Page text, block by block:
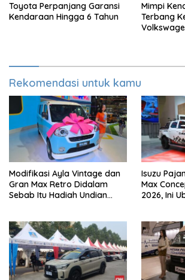
Toyota Perpanjang Garansi
Kendaraan Hingga 6 Tahun
Mimpi
Terbang
Rekomendasi untuk kamu
Modifikasi Ayla Vintage dan
Gran Max Retro Didalam
Sebab Itu Hadiah Undian
Isuzu
Max
2026, Ini